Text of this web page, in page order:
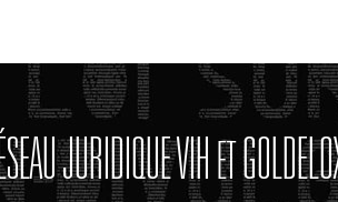
JURIDIQUE VIHET